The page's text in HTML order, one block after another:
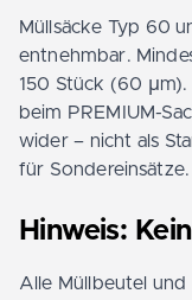
Müllsäcke Typ 60
entnehmbar.
150 Stück (60
beim PREMIUM-
wider – nicht als
für Sondereinsätze.
Hinweis:
Alle Müllbeutel